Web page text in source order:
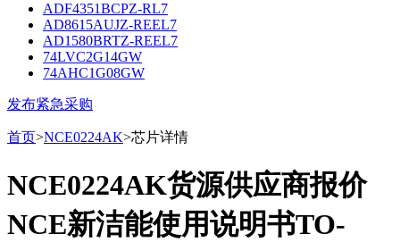
ADF4351BCPZ-RL7
AD8615AUJZ-REEL7
AD1580BRTZ-REEL7
74LVC2G14GW
74AHC1G08GW
发布紧急采购
首页>NCE0224AK>芯片详情
NCE0224AK货源供应商报价
NCE新洁能使用说明书TO-